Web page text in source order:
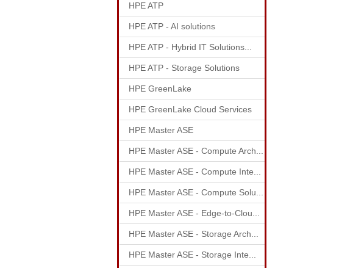
HPE ATP
HPE ATP - AI solutions
HPE ATP - Hybrid IT Solutions...
HPE ATP - Storage Solutions
HPE GreenLake
HPE GreenLake Cloud Services
HPE Master ASE
HPE Master ASE - Compute Arch...
HPE Master ASE - Compute Inte...
HPE Master ASE - Compute Solu...
HPE Master ASE - Edge-to-Clou...
HPE Master ASE - Storage Arch...
HPE Master ASE - Storage Inte...